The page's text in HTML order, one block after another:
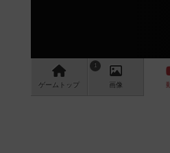
ゲーム トップ
1
画像